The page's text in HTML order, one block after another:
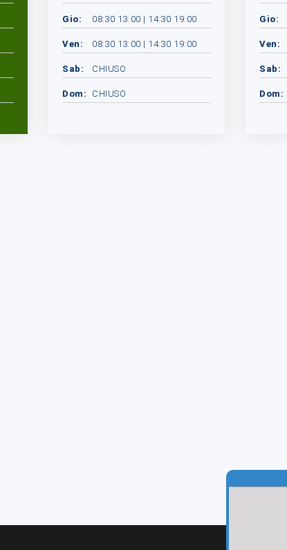
Gio: 08:30 13:00 | 14:30 19:00
Ven: 08:30 13:00 | 14:30 19:00
Sab: CHIUSO
Dom: CHIUSO
Gio:
Ven:
Sab:
Dom: